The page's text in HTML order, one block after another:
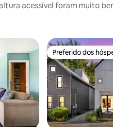
acessível foram muito
Preferido dos
Preferido dos